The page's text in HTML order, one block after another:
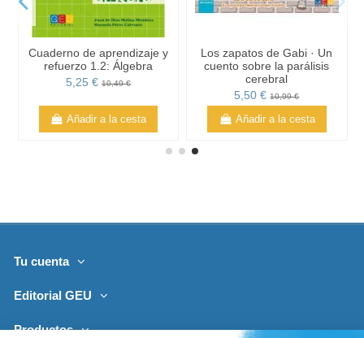
Cuaderno de aprendizaje y
refuerzo 1.2: Álgebra
5,25 € 10,49 €
Añadir a la cesta
Los zapatos de Gabi · Un
cuento sobre la parálisis
cerebral
5,50 €10,99 €
Añadir a la cesta
Tu cuenta
Editorial GEU
Productos